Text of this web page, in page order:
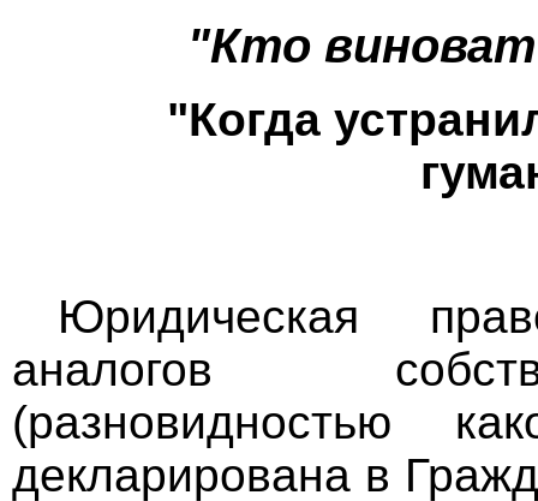
"Кто
"Когда
Юридическая
аналогов
(разновидностью
декларирована в